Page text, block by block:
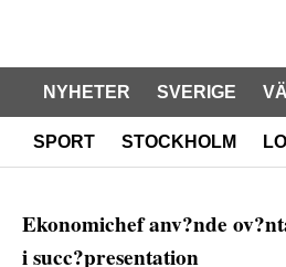
NYHETER SVERIGE
SPORT STOCKHOLM
Ekonomichef anv?nde
i succ?presentation